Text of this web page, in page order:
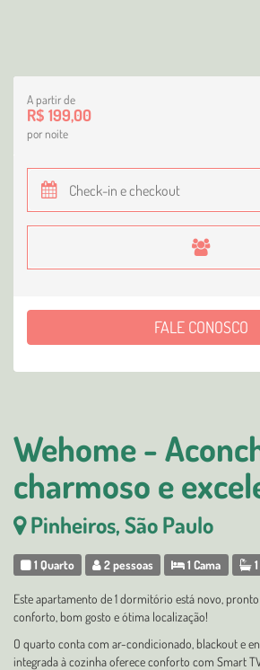
Wehome -
charmoso e
Pinheiros, São Paulo
1 Quarto 2 pessoas 1 Cama
Este apartamento de 1 dormitório está novo,
conforto, bom gosto e ótima localização!
O quarto conta com ar-condicionado, blackout e
integrada à cozinha oferece conforto com Smart
A partir de
R$ 199,00
por noite
FALE CONOSCO